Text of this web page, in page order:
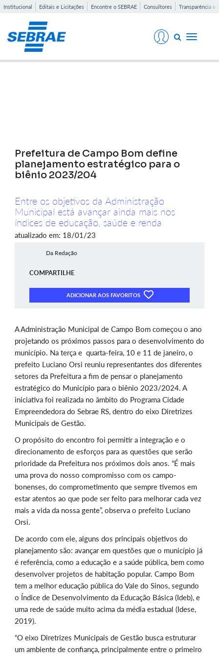
Institucional Editais e Licitações Encontre o SEBRAE Consultores Transparência e
Toggle
Prefeitura de Campo Bom define
planejamento estratégico para o
biênio 2023/204
Entre os objetivos da Administração
Municipal está avançar ainda mais nos
índices de educação, saúde e renda
atualizado em: 18/01/23
Da Redação
COMPARTILHE
ADICIONAR AOS FAVORITOS
A Administração Municipal de Campo Bom começou o ano
projetando os próximos passos para o desenvolvimento do
município. Na terça e quarta-feira, 10 e 11 de janeiro, o
prefeito Luciano Orsi reuniu representantes dos diferentes
setores da Prefeitura a fim de pensar o planejamento
estratégico do Município para o biênio 2023/2024. A
iniciativa foi realizada no âmbito do Programa Cidade
Empreendedora do Sebrae RS, dentro do eixo Diretrizes
Municipais de Gestão.
O propósito do encontro foi permitir a integração e o
direcionamento de esforços para as questões que serão
prioridade da Prefeitura nos próximos dois anos. “É mais
uma prova do nosso compromisso com os campo-
bonenses, do comprometimento que sempre tivemos em
estar atentos ao que pode ser feito para melhorar cada vez
mais a vida da nossa gente”, observa o prefeito Luciano
Orsi.
De acordo com ele, alguns dos principais objetivos do
planejamento são: avançar em questões que o município já
é referência, como a educação e a saúde pública, bem como
desenvolver projetos de habitação popular. Campo Bom
tem a melhor educação pública do Vale do Sinos, segundo
o Índice de Desenvolvimento da Educação Básica (Ideb), e
uma rede de saúde muito acima da média estadual (Idese,
2019).
“O eixo Diretrizes Municipais de Gestão busca estruturar
um ambiente de confiança, principalmente entre o primeiro